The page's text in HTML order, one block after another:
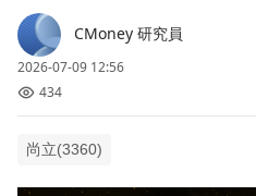
CMoney 研究員
2026-07-09 12:56
434
尚立(3360)